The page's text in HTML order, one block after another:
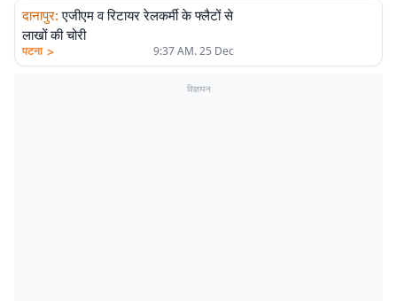
दानापुर: एजीएम व रिटायर रेलकर्मी के फ्लैटों से
लाखों की चोरी
पटना > 9:37 AM. 25 Dec
विज्ञापन